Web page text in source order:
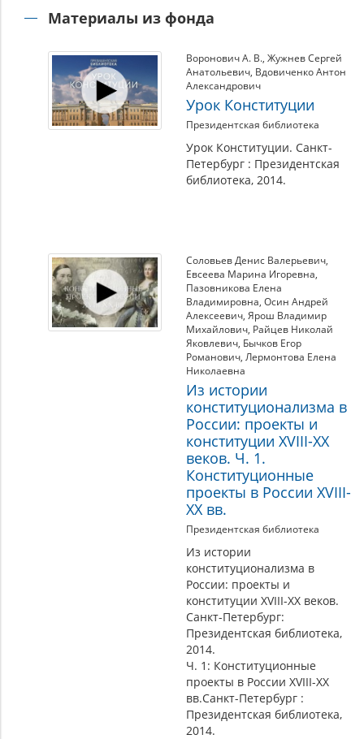
Материалы из фонда
Воронович А. В.,Жужнев Сергей
Анатольевич, Вдовиченко Антон
Александрович
Урок Конституции
Президентская библиотека
Урок Конституции. Санкт-
Петербург : Президентская
библиотека, 2014.
Соловьев Денис Валерьевич,
Евсеева Марина Игоревна,
Пазовникова Елена
Владимировна,Осин Андрей
Алексеевич,Ярош Владимир
Михайлович, Райцев Николай
Яковлевич, Бычков Егор
Романович,Лермонтова Елена
Николаевна
Из истории
конституционализма в
России: проекты и
конституции XVIII-XX
веков. Ч. 1.
Конституционные
проекты в России XVIII-
XX вв.
Президентская библиотека
Из истории
конституционализма в
России: проекты и
конституции XVIII-XX веков.
Санкт-Петербург:
Президентская библиотека,
2014.
Ч. 1: Конституционные
проекты в России XVIII-XX
вв.Санкт-Петербург :
Президентская библиотека,
2014.